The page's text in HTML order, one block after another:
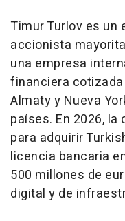
Timur Turlov es un
accionista
una empresa
financiera
Almaty y Nueva
países. En 2026,
para adquirir
licencia bancaria
500 millones de
digital y de